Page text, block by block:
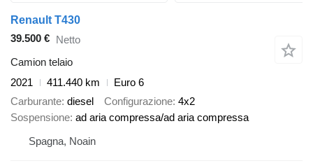
Renault T430
39.500 € Netto
Camion telaio
2021
411.440 km
Euro 6
Carburante diesel Configurazione 4x2
Sospensione ad aria compressa/ad aria compressa
Spagna, Noain